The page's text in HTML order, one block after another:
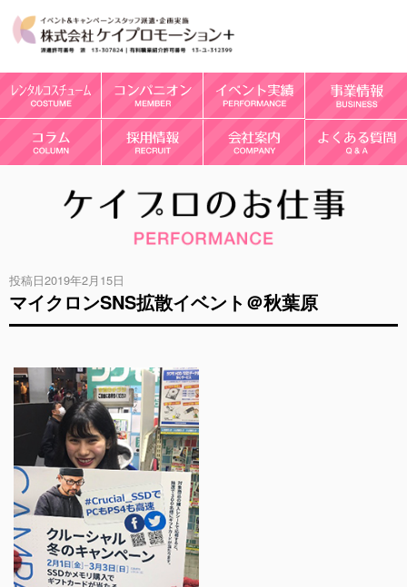
投稿日2019年2月15日
マイクロンSNS拡散イベント＠秋葉原